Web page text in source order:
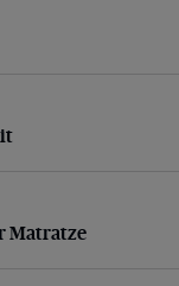
Matratze